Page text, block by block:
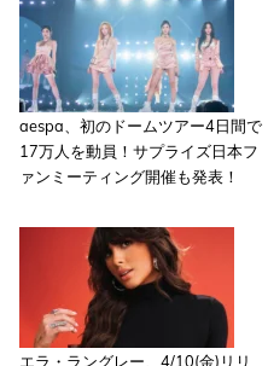
aespa、初のドームツアー4日間で
17万人を動員！サプライズ日本フ
ァンミーティング開催も発表！
エラ・ラングレー、4/10(金)リリ